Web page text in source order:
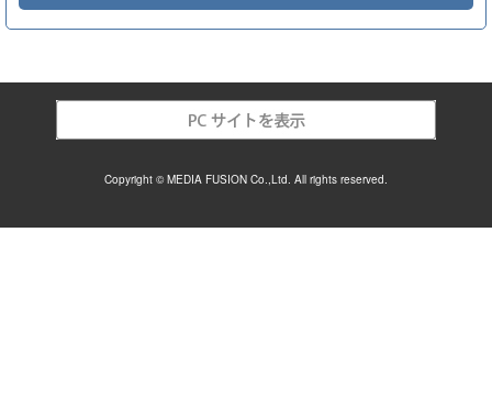
Copyright © MEDIA FUSION Co.,Ltd. All rights reserved.